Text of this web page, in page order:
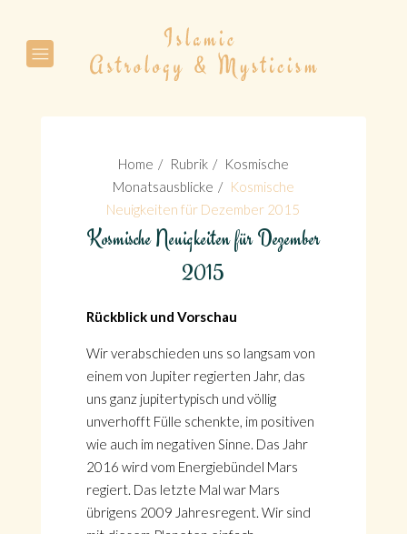
Home Rubrik
Kosmische
Monatsausblicke
Kosmische
Neuigkeiten für Dezember 2015
Kosmische Neuigkeiten für Dezember
2015
Rückblick und Vorschau
Wir verabschieden uns so langsam von
einem von Jupiter regierten Jahr, das
uns ganz jupitertypisch und völlig
unverhofft Fülle schenkte, im positiven
wie auch im negativen Sinne. Das Jahr
2016 wird vom Energiebündel Mars
regiert. Das letzte Mal war Mars
übrigens 2009 Jahresregent. Wir sind